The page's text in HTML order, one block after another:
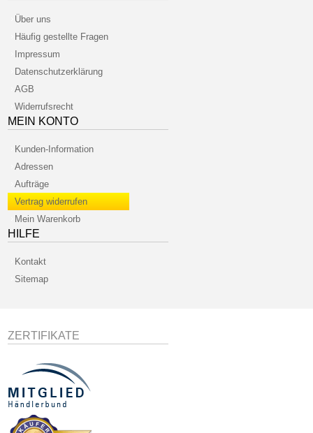
Über uns
Häufig gestellte Fragen
Impressum
Datenschutzerklärung
AGB
Widerrufsrecht
MEIN KONTO
Kunden-Information
Adressen
Aufträge
Vertrag widerrufen
Mein Warenkorb
HILFE
Kontakt
Sitemap
ZERTIFIKATE